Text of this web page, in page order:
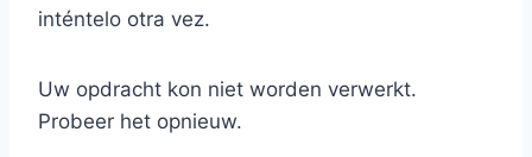
inténtelo otra vez.
Uw opdracht kon niet worden verwerkt.
Probeer het opnieuw.